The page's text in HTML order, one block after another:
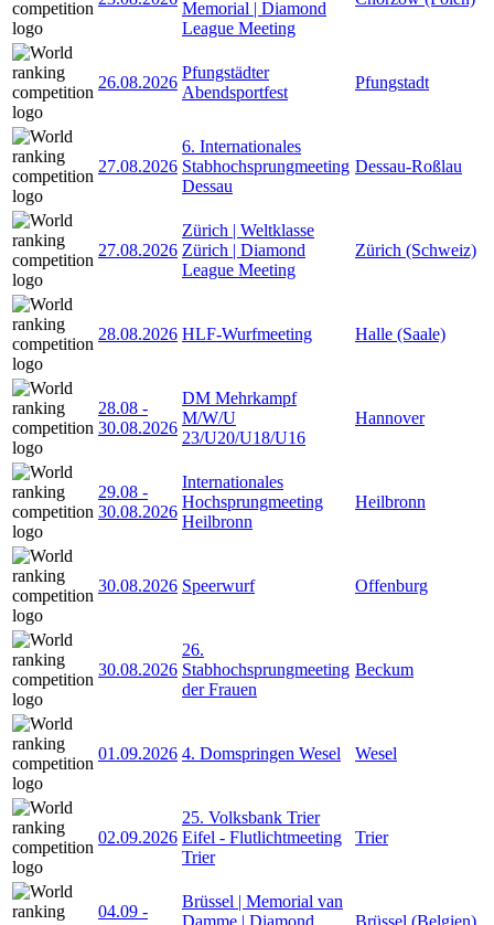
Memorial | Diamond
League Meeting
26.08.2026
Pfungstädter
Abendsportfest
Pfungstadt
27.08.2026
6. Internationales
Stabhochsprungmeeting
Dessau
Dessau-Roßlau
27.08.2026
Zürich | Weltklasse
Zürich | Diamond
League Meeting
Zürich (Schweiz)
28.08.2026 HLF-Wurfmeeting Halle (Saale)
28.08 -
30.08.2026
DM Mehrkampf
M/W/U
23/U20/U18/U16
Hannover
29.08 -
30.08.2026
Internationales
Hochsprungmeeting
Heilbronn
Heilbronn
30.08.2026 Speerwurf Offenburg
30.08.2026
26.
Stabhochsprungmeeting
der Frauen
Beckum
01.09.2026 4. Domspringen Wesel Wesel
02.09.2026
25. Volksbank Trier
Eifel - Flutlichtmeeting
Trier
Trier
04.09 -
Brüssel | Memorial van